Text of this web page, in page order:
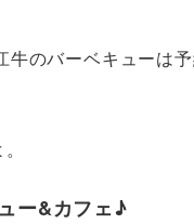
のバーベキューは予
ー&カフェ♪